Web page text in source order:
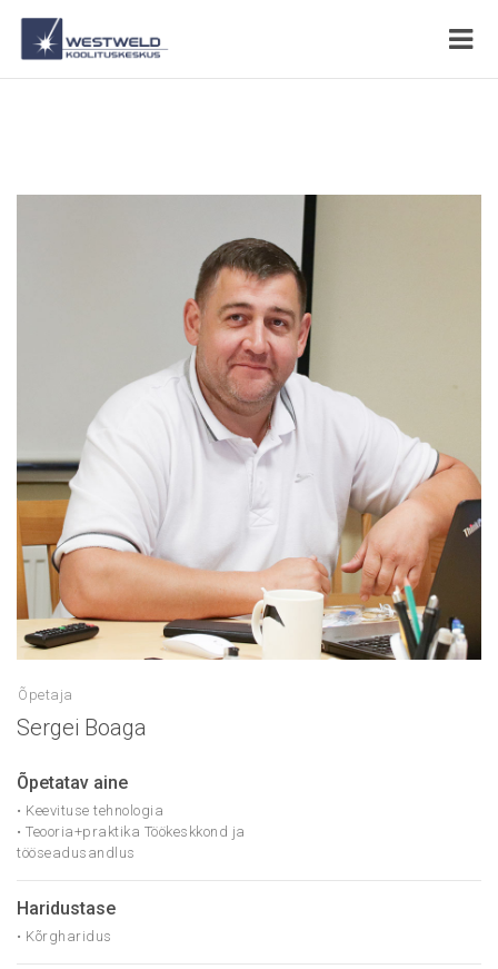
Sergei Boaga
Õpetaja
Õpetatav aine
• Keevituse tehnologia
• Teooria+praktika Töökeskkond ja
tööseadusandlus
Haridustase
• Kõrgharidus